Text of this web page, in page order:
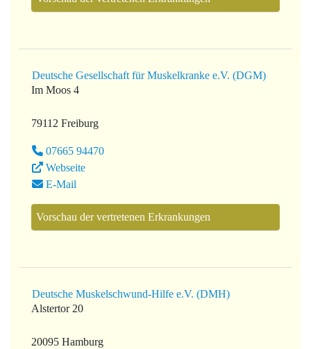
Deutsche Gesellschaft für Muskelkranke e.V. (DGM)
Im Moos 4
79112 Freiburg
07665 94470
Webseite
E-Mail
Vorschau der vertretenen Erkrankungen
Deutsche Muskelschwund-Hilfe e.V. (DMH)
Alstertor 20
20095 Hamburg